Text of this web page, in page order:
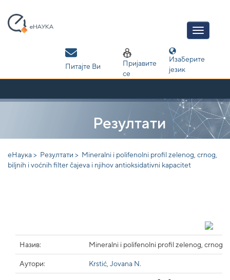
navigation
Питајте Ви
Пријавите
се
Изаберите
језик
Резултати
еНаука > Резултати > Mineralni i polifenolni profil zelenog, crnog,
biljnih i voćnih filter čajeva i njihov antioksidativni kapacitet
Назив: Mineralni i polifenolni profil zelenog, crnog,
Аутори: Krstić, Jovana N.